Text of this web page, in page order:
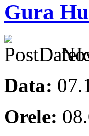
Gura
Data:
Orele: